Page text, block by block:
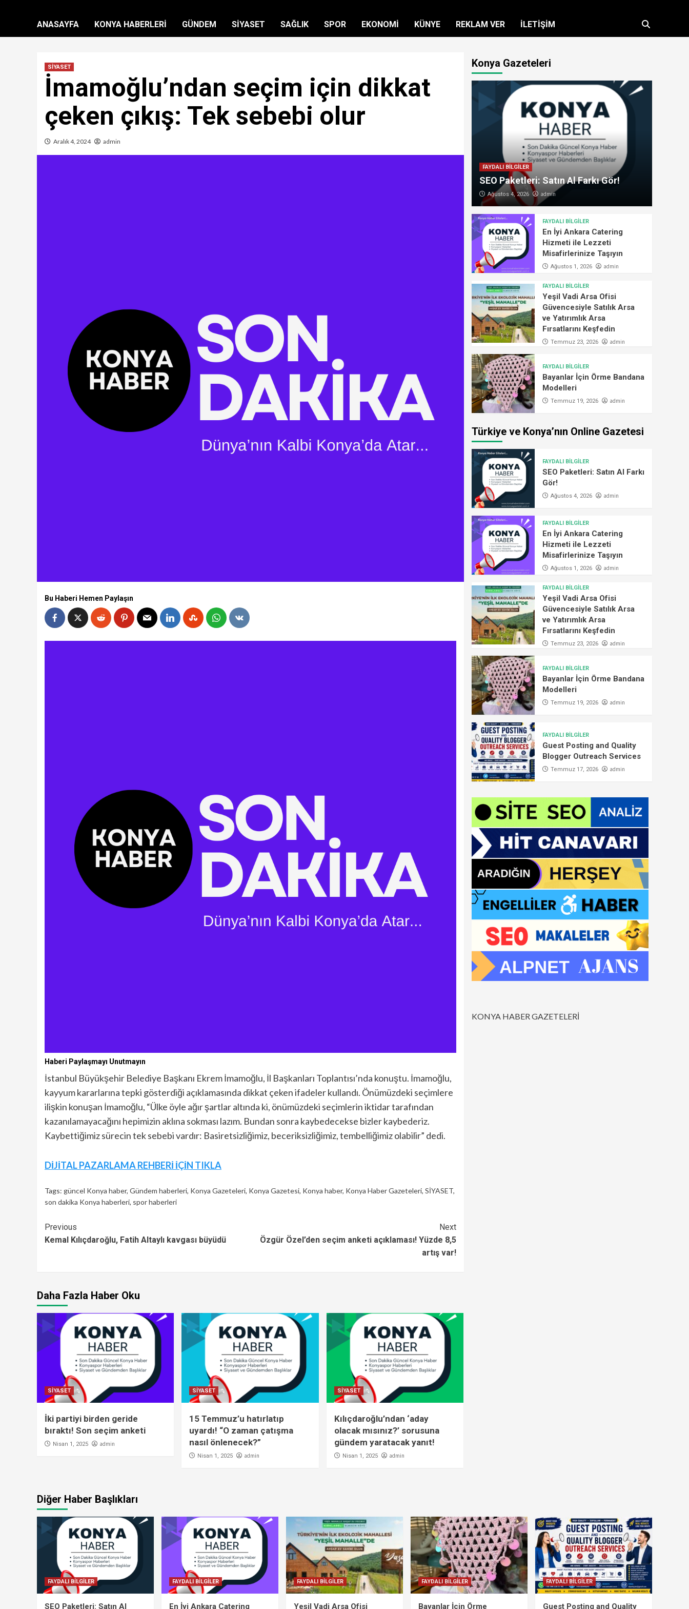
ANASAYFA KONYA HABERLERİ GÜNDEM SİYASET SAĞLIK SPOR EKONOMİ KÜNYE REKLAM VER İLETİŞİM
SİYASET
İmamoğlu’ndan seçim için dikkat
çeken çıkış: Tek sebebi olur
Aralık 4, 2024 admin
Bu Haberi Hemen Paylaşın
Haberi Paylaşmayı Unutmayın
İstanbul Büyükşehir Belediye Başkanı Ekrem İmamoğlu, İl Başkanları Toplantısı’nda konuştu. İmamoğlu,
kayyum kararlarına tepki gösterdiği açıklamasında dikkat çeken ifadeler kullandı. Önümüzdeki seçimlere
ilişkin konuşan İmamoğlu, “Ülke öyle ağır şartlar altında ki, önümüzdeki seçimlerin iktidar tarafından
kazanılamayacağını hepimizin aklına sokması lazım. Bundan sonra kaybedecekse bizler kaybederiz.
Kaybettiğimiz sürecin tek sebebi vardır: Basiretsizliğimiz, beceriksizliğimiz, tembelliğimiz olabilir” dedi.
Continue
DİJİTAL PAZARLAMA REHBERİ İÇİN TIKLA
Tags: güncel Konya haber, Gündem haberleri, Konya Gazeteleri, Konya Gazetesi, Konya haber, Konya Haber Gazeteleri, SİYASET,
son dakika Konya haberleri, spor haberleri
Continue
Reading
Previous
Kemal Kılıçdaroğlu, Fatih Altaylı kavgası büyüdü
Next
Özgür Özel’den seçim anketi açıklaması! Yüzde 8,5
artış var!
Daha Fazla Haber Oku
SİYASET
İki partiyi birden geride
bıraktı! Son seçim anketi
Nisan 1, 2025 admin
SİYASET
15 Temmuz’u hatırlatıp
uyardı! “O zaman çatışma
nasıl önlenecek?”
Nisan 1, 2025 admin
SİYASET
Kılıçdaroğlu’ndan ‘aday
olacak mısınız?’ sorusuna
gündem yaratacak yanıt!
Nisan 1, 2025 admin
Konya Gazeteleri
FAYDALI BİLGİLER
SEO Paketleri: Satın Al Farkı Gör!
Ağustos 4, 2026 admin
FAYDALI BİLGİLER
En İyi Ankara Catering
Hizmeti ile Lezzeti
Misafirlerinize Taşıyın
Ağustos 1, 2026 admin
FAYDALI BİLGİLER
Yeşil Vadi Arsa Ofisi
Güvencesiyle Satılık Arsa
ve Yatırımlık Arsa
Fırsatlarını Keşfedin
Temmuz 23, 2026 admin
FAYDALI BİLGİLER
Bayanlar İçin Örme Bandana
Modelleri
Temmuz 19, 2026 admin
Türkiye ve Konya’nın Online Gazetesi
FAYDALI BİLGİLER
SEO Paketleri: Satın Al Farkı
Gör!
Ağustos 4, 2026 admin
FAYDALI BİLGİLER
En İyi Ankara Catering
Hizmeti ile Lezzeti
Misafirlerinize Taşıyın
Ağustos 1, 2026 admin
FAYDALI BİLGİLER
Yeşil Vadi Arsa Ofisi
Güvencesiyle Satılık Arsa
ve Yatırımlık Arsa
Fırsatlarını Keşfedin
Temmuz 23, 2026 admin
FAYDALI BİLGİLER
Bayanlar İçin Örme Bandana
Modelleri
Temmuz 19, 2026 admin
FAYDALI BİLGİLER
Guest Posting and Quality
Blogger Outreach Services
Temmuz 17, 2026 admin
KONYA HABER GAZETELERİ
Diğer Haber Başlıkları
FAYDALI BİLGİLER
SEO Paketleri: Satın Al
FAYDALI BİLGİLER
En İyi Ankara Catering
FAYDALI BİLGİLER
Yeşil Vadi Arsa Ofisi
FAYDALI BİLGİLER
Bayanlar İçin Örme
FAYDALI BİLGİLER
Guest Posting and Quality